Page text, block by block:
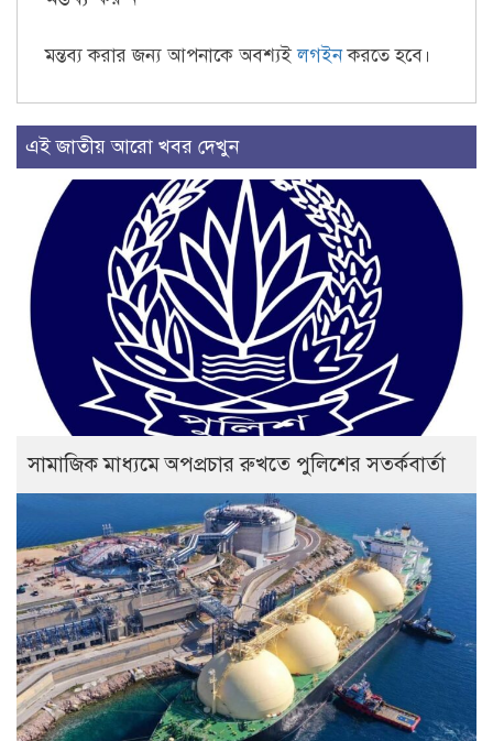
মন্তব্য করার জন্য আপনাকে অবশ্যইলগইনকরতে হবে।
এই জাতীয় আরো খবর দেখুন
সামাজিক মাধ্যমে অপপ্রচার রুখতে পুলিশের সতর্কবার্তা